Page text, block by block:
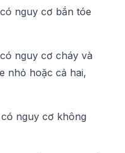
nguy cơ bắn tóe
nguy cơ cháy và
nhỏ hoặc cả hai,
nguy cơ không